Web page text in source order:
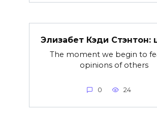
Элизабет Кэди Стэнтон:
The moment we begin to
opinions of others
0 24